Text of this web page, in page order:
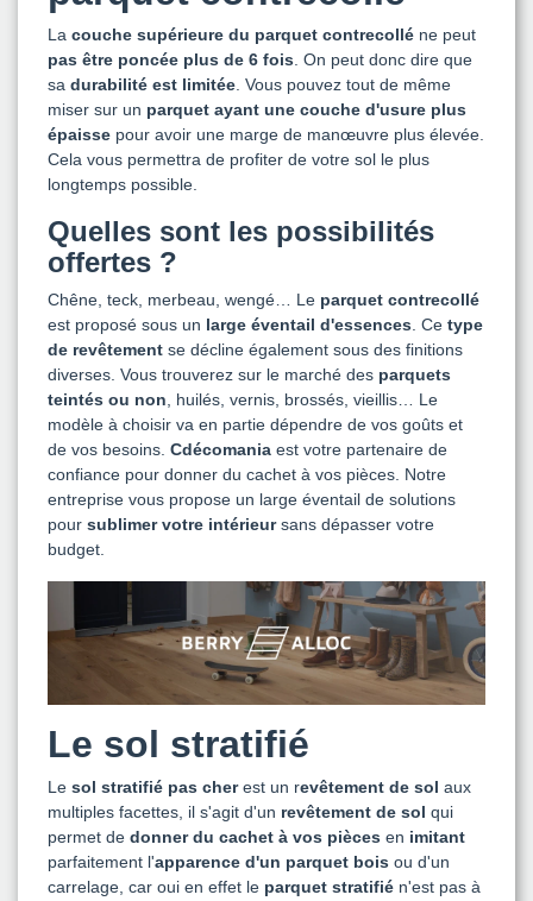
La couche supérieure du parquet contrecollé ne peut
pas être poncée plus de 6 fois . On peut donc dire que
sa durabilité est limitée . Vous pouvez tout de même
miser sur un parquet ayant une couche d'usure plus
épaisse pour avoir une marge de manœuvre plus élevée.
Cela vous permettra de profiter de votre sol le plus
longtemps possible.
Quelles sont les possibilités
offertes ?
Chêne, teck, merbeau, wengé… Le parquet contrecollé
est proposé sous un large éventail d'essences . Ce type
de revêtement se décline également sous des finitions
diverses. Vous trouverez sur le marché des parquets
teintés ou non , huilés, vernis, brossés, vieillis… Le
modèle à choisir va en partie dépendre de vos goûts et
de vos besoins. Cdécomania est votre partenaire de
confiance pour donner du cachet à vos pièces. Notre
entreprise vous propose un large éventail de solutions
pour sublimer votre intérieursans dépasser votre
budget.
Le sol stratifié
Le sol stratifié pas cherest un revêtement de sol aux
multiples facettes, il s'agit d'un revêtement de sol qui
permet de donner du cachet à vos pièces en imitant
parfaitement l'apparence d'un parquet bois ou d'un
carrelage, car oui en effet le parquet stratifié n'est pas à